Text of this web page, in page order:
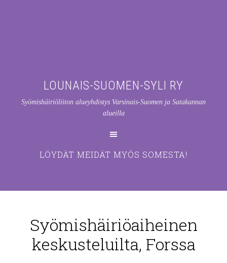
LOUNAIS-SUOMEN-SYLI RY
Syömishäiriöliiton alueyhdistys Varsinais-Suomen ja Satakunnan
alueilla
LÖYDÄT MEIDÄT MYÖS SOMESTA!
Syömishäiriöaiheinen
keskusteluilta, Forssa